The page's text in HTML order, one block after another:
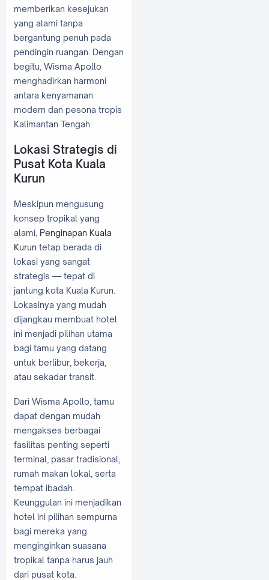
memberikan kesejukan
yang alami tanpa
bergantung penuh pada
pendingin ruangan. Dengan
begitu, Wisma Apollo
menghadirkan harmoni
antara kenyamanan
modern dan pesona tropis
Kalimantan Tengah.
Lokasi Strategis di
Pusat Kota Kuala
Kurun
Meskipun mengusung
konsep tropikal yang
alami, Penginapan Kuala
Kurun tetap berada di
lokasi yang sangat
strategis — tepat di
jantung kota Kuala Kurun.
Lokasinya yang mudah
dijangkau membuat hotel
ini menjadi pilihan utama
bagi tamu yang datang
untuk berlibur, bekerja,
atau sekadar transit.
Dari Wisma Apollo, tamu
dapat dengan mudah
mengakses berbagai
fasilitas penting seperti
terminal, pasar tradisional,
rumah makan lokal, serta
tempat ibadah.
Keunggulan ini menjadikan
hotel ini pilihan sempurna
bagi mereka yang
menginginkan suasana
tropikal tanpa harus jauh
dari pusat kota.